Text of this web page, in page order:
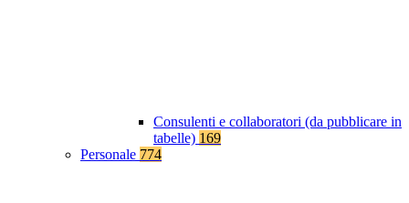
Consulenti e collaboratori (da pubblicare in
tabelle) 169
Personale 774